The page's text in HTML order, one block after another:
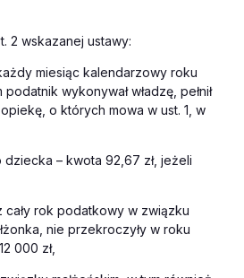
2 wskazanej ustawy:
miesiąc kalendarzowy roku
wykonywał władzę, pełnił
o których mowa w ust. 1, w
dziecka – kwota 92,67 zł, jeżeli
rok podatkowy w związku
nie przekroczyły w roku
000 zł,